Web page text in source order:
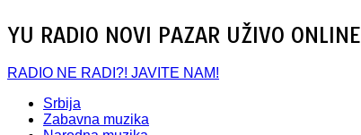
YU RADIO NOVI PAZAR UŽIVO ONLINE
RADIO NE RADI?! JAVITE NAM!
Srbija
Zabavna muzika